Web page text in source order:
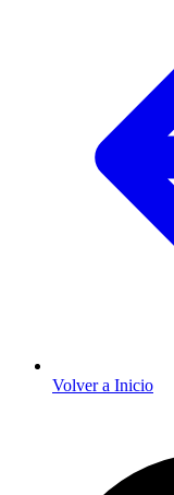
Volver a Inicio